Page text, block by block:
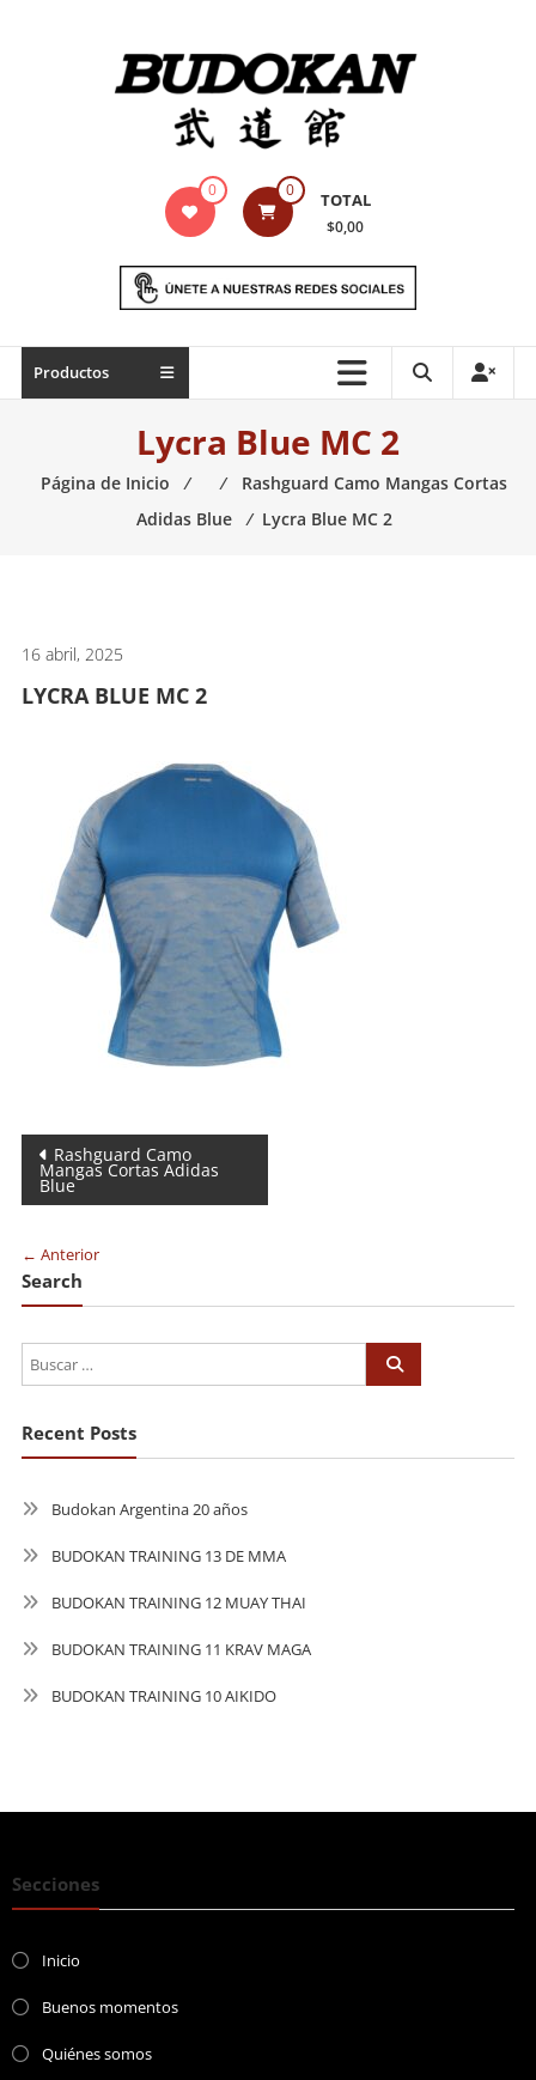
Indumentaria
marciales
Todo
necesario
0 0 TOTAL
$0,00
Productos
Lycra Blue MC 2
Página de Inicio ⁄ ⁄
Rashguard Camo Mangas Cortas
Adidas Blue
⁄ Lycra Blue MC 2
16 abril, 2025
LYCRA BLUE MC 2
Navegación
de
entradas
Rashguard Camo
Mangas Cortas Adidas
Blue
← Anterior
Search
Recent Posts
Budokan Argentina 20 años
BUDOKAN TRAINING 13 DE MMA
BUDOKAN TRAINING 12 MUAY THAI
BUDOKAN TRAINING 11 KRAV MAGA
BUDOKAN TRAINING 10 AIKIDO
Secciones
Inicio
Buenos momentos
Quiénes somos